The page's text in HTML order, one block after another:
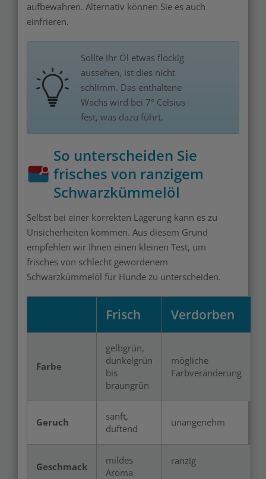
aufbewahren. Alternativ können Sie es auch
einfrieren.
Sollte Ihr Öl etwas flockig
aussehen, ist dies nicht
schlimm. Das enthaltene
Wachs wird bei 7° Celsius
fest, was dazu führt.
So unterscheiden Sie
frisches von ranzigem
Schwarzkümmelöl
Selbst bei einer korrekten Lagerung kann es zu
Unsicherheiten kommen. Aus diesem Grund
empfehlen wir Ihnen einen kleinen Test, um
frisches von schlecht gewordenem
Schwarzkümmelöl für Hunde zu unterscheiden.
Frisch Verdorben
Farbe
gelbgrün,
dunkelgrün
bis
braungrün
mögliche
Farbveränderung
Geruch
sanft,
duftend
unangenehm
Geschmack
mildes
Aroma
ranzig